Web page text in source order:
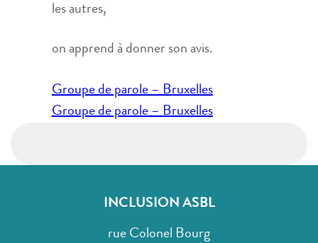
les autres,
on apprend à donner son avis.
Navigation
de
Groupe de parole – Bruxelles
Groupe de parole – Bruxelles
INCLUSION ASBL
rue Colonel Bourg